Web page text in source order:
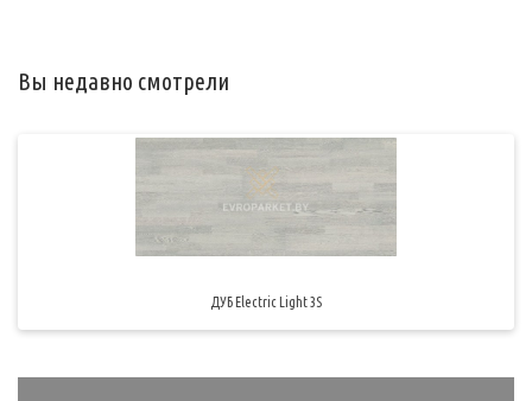
Вы недавно смотрели
ДУБ Electric Light 3S